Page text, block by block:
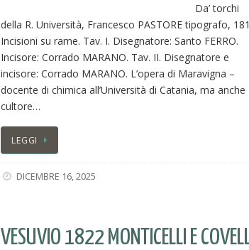
Da’ torchi
della R. Università, Francesco PASTORE tipografo,
Incisioni su rame. Tav. I. Disegnatore: Santo FERRO.
Incisore: Corrado MARANO. Tav. II. Disegnatore e
incisore: Corrado MARANO. L’opera di Maravigna –
docente di chimica all’Università di Catania, ma anche
cultore…
LEGGI
DICEMBRE 16, 2025
VESUVIO 1822 MONTICELLI E